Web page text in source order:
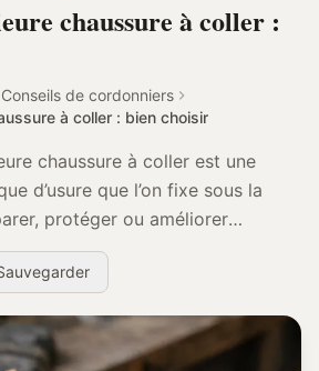
chaussure à coller :
Conseils de cordonniers
à coller : bien choisir
chaussure à coller est une
d’usure que l’on fixe sous la
protéger ou améliorer
choix dépend de la matière, de l...